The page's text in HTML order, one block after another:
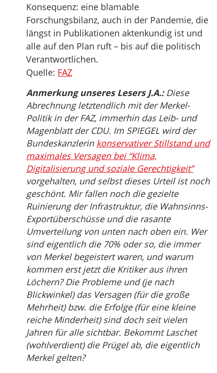
Konsequenz: eine blamable
Forschungsbilanz, auch in der Pandemie, die
längst in Publikationen aktenkundig ist und
alle auf den Plan ruft – bis auf die politisch
Verantwortlichen.
Quelle: FAZ
Anmerkung unseres Lesers J.A.:Diese
Abrechnung letztendlich mit der Merkel-
Politik in der FAZ, immerhin das Leib- und
Magenblatt der CDU. Im SPIEGEL wird der
Bundeskanzlerin konservativer Stillstand und
maximales Versagen bei “Klima,
Digitalisierung und soziale Gerechtigkeit”
vorgehalten, und selbst dieses Urteil ist noch
geschönt. Mir fallen noch die gezielte
Ruinierung der Infrastruktur, die Wahnsinns-
Exportüberschüsse und die rasante
Umverteilung von unten nach oben ein. Wer
sind eigentlich die 70% oder so, die immer
von Merkel begeistert waren, und warum
kommen erst jetzt die Kritiker aus ihren
Löchern? Die Probleme und (je nach
Blickwinkel) das Versagen (für die große
Mehrheit) bzw. die Erfolge (für eine kleine
reiche Minderheit) sind doch seit vielen
Jahren für alle sichtbar. Bekommt Laschet
(wohlverdient) die Prügel ab, die eigentlich
Merkel gelten?